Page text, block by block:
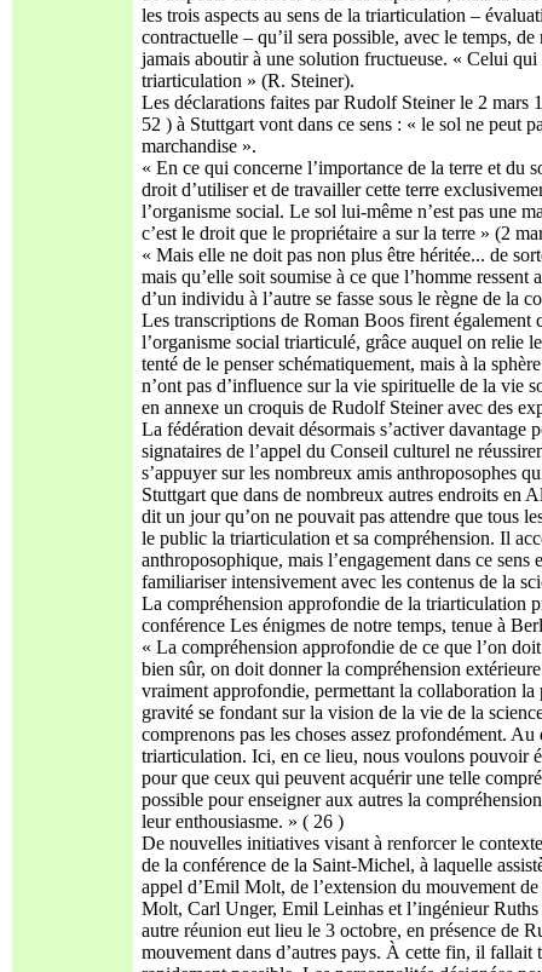
les trois aspects au sens de la triarticulation –
contractuelle – qu’il sera possible, avec le temps,
jamais aboutir à une solution fructueuse. « Celui
triarticulation » (R. Steiner).
Les déclarations faites par Rudolf Steiner le 2 mars
52 ) à Stuttgart vont dans ce sens : « le sol ne peut
marchandise ».
« En ce qui concerne l’importance de la terre et du
droit d’utiliser et de travailler cette terre
l’organisme social. Le sol lui-même n’est pas une
c’est le droit que le propriétaire a sur la terre » (2
« Mais elle ne doit pas non plus être héritée... de
mais qu’elle soit soumise à ce que l’homme
d’un individu à l’autre se fasse sous le règne de la
Les transcriptions de Roman Boos firent également
l’organisme social triarticulé, grâce auquel on relie
tenté de le penser schématiquement, mais à la
n’ont pas d’influence sur la vie spirituelle de la vie
en annexe un croquis de Rudolf Steiner avec des
La fédération devait désormais s’activer
signataires de l’appel du Conseil culturel ne
s’appuyer sur les nombreux amis anthroposophes
Stuttgart que dans de nombreux autres endroits en
dit un jour qu’on ne pouvait pas attendre que tous
le public la triarticulation et sa compréhension. Il
anthroposophique, mais l’engagement dans ce
familiariser intensivement avec les contenus de la
La compréhension approfondie de la triarticulation
conférence Les énigmes de notre temps, tenue à
« La compréhension approfondie de ce que l’on
bien sûr, on doit donner la compréhension
vraiment approfondie, permettant la collaboration
gravité se fondant sur la vision de la vie de la
comprenons pas les choses assez profondément.
triarticulation. Ici, en ce lieu, nous voulons pouvoir
pour que ceux qui peuvent acquérir une telle
possible pour enseigner aux autres la
leur enthousiasme. » ( 26 )
De nouvelles initiatives visant à renforcer le
de la conférence de la Saint-Michel, à laquelle
appel d’Emil Molt, de l’extension du mouvement
Molt, Carl Unger, Emil Leinhas et l’ingénieur
autre réunion eut lieu le 3 octobre, en présence de
mouvement dans d’autres pays. À cette fin, il